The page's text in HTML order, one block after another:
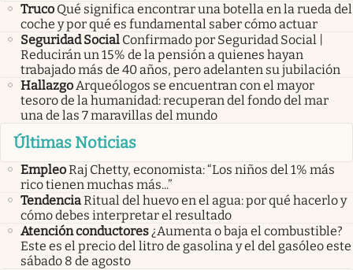
Truco Qué significa encontrar una botella en la rueda del
coche y por qué es fundamental saber cómo actuar
Seguridad Social Confirmado por Seguridad Social |
Reducirán un 15% de la pensión a quienes hayan
trabajado más de 40 años, pero adelanten su jubilación
HallazgoArqueólogos se encuentran con el mayor
tesoro de la humanidad: recuperan del fondo del mar
una de las 7 maravillas del mundo
Últimas Noticias
EmpleoRaj Chetty, economista: “Los niños del 1% más
rico tienen muchas más...”
TendenciaRitual del huevo en el agua: por qué hacerlo y
cómo debes interpretar el resultado
Atención conductores¿Aumenta o baja el combustible?
Este es el precio del litro de gasolina y el del gasóleo este
sábado 8 de agosto